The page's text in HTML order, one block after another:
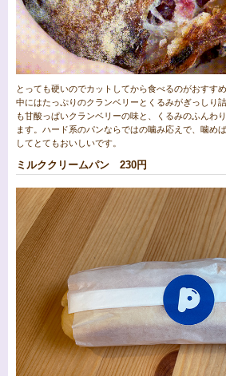
とっても硬いのでカットしてから食べるのがおすす
中にはたっぷりのクランベリーとくるみがぎっしり
も甘酸っぱいクランベリーの味と、くるみのふんわ
ます。ハード系のパンならではの噛み応えで、噛め
してとてもおいしいです。
ミルククリームパン 230円